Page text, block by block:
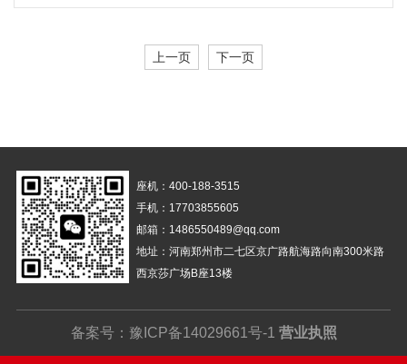
上一页 下一页
座机：400-188-3515
手机：17703855605
邮箱：1486550489@qq.com
地址：河南郑州市二七区京广路航海路向南300米路
西京莎广场B座13楼
备案号： 豫ICP备14029661号-1 营业执照